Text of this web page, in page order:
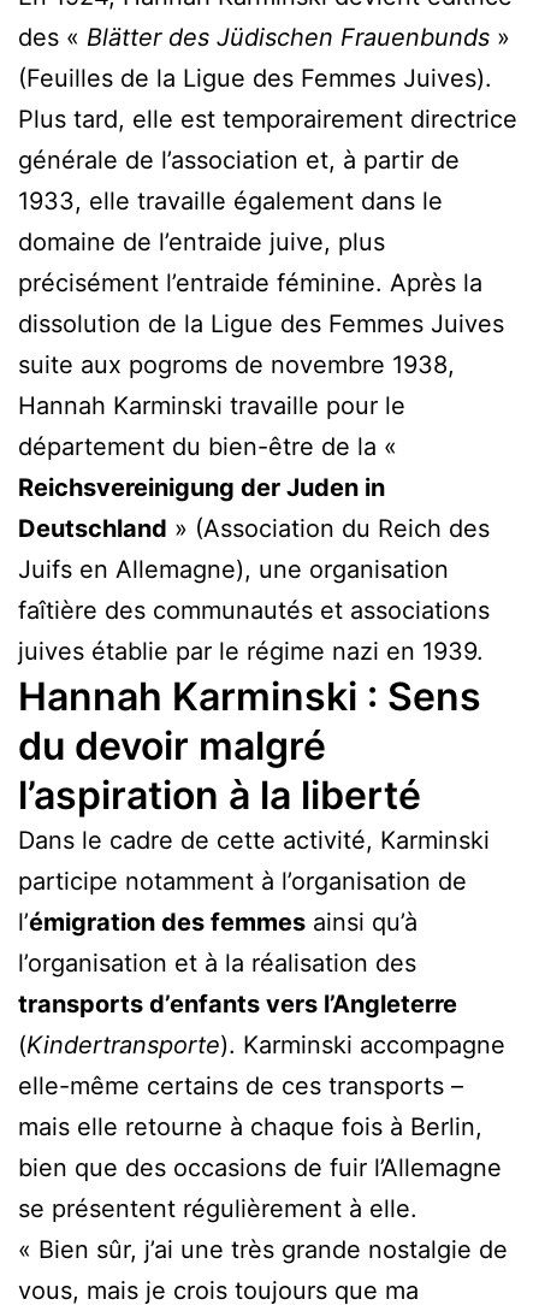
des « Blätter des Jüdischen Frauenbunds »
(Feuilles de la Ligue des Femmes Juives).
Plus tard, elle est temporairement directrice
générale de l’association et, à partir de
1933, elle travaille également dans le
domaine de l’entraide juive, plus
précisément l’entraide féminine. Après la
dissolution de la Ligue des Femmes Juives
suite aux pogroms de novembre 1938,
Hannah Karminski travaille pour le
département du bien-être de la «
Reichsvereinigung der Juden in
Deutschland » (Association du Reich des
Juifs en Allemagne), une organisation
faîtière des communautés et associations
juives établie par le régime nazi en 1939.
Hannah Karminski : Sens
du devoir malgré
l’aspiration à la liberté
Dans le cadre de cette activité, Karminski
participe notamment à l’organisation de
l’émigration des femmes ainsi qu’à
l’organisation et à la réalisation des
transports d’enfants vers l’Angleterre
(Kindertransporte). Karminski accompagne
elle-même certains de ces transports –
mais elle retourne à chaque fois à Berlin,
bien que des occasions de fuir l’Allemagne
se présentent régulièrement à elle.
« Bien sûr, j’ai une très grande nostalgie de
vous, mais je crois toujours que ma